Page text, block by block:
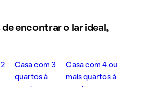
encontrar o lar ideal,
Casa com 3
quartos à
Casa com 4 ou
mais quartos à